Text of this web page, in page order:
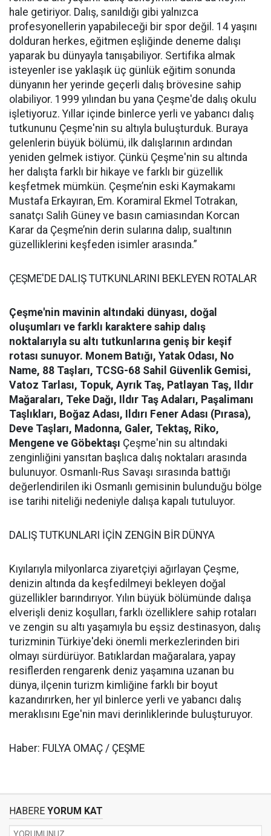
hale getiriyor. Dalış, sanıldığı gibi yalnızca
profesyonellerin yapabileceği bir spor değil. 14 yaşını
dolduran herkes, eğitmen eşliğinde deneme dalışı
yaparak bu dünyayla tanışabiliyor. Sertifika almak
isteyenler ise yaklaşık üç günlük eğitim sonunda
dünyanın her yerinde geçerli dalış brövesine sahip
olabiliyor. 1999 yılından bu yana Çeşme'de dalış okulu
işletiyoruz. Yıllar içinde binlerce yerli ve yabancı dalış
tutkununu Çeşme'nin su altıyla buluşturduk. Buraya
gelenlerin büyük bölümü, ilk dalışlarının ardından
yeniden gelmek istiyor. Çünkü Çeşme'nin su altında
her dalışta farklı bir hikaye ve farklı bir güzellik
keşfetmek mümkün. Çeşme’nin eski Kaymakamı
Mustafa Erkayıran, Em. Koramiral Ekmel Totrakan,
sanatçı Salih Güney ve basın camiasından Korcan
Karar da Çeşme’nin derin sularına dalıp, sualtının
güzelliklerini keşfeden isimler arasında.”
ÇEŞME'DE DALIŞ TUTKUNLARINI BEKLEYEN ROTALAR
Çeşme'nin mavinin altındaki dünyası, doğal
oluşumları ve farklı karaktere sahip dalış
noktalarıyla su altı tutkunlarına geniş bir keşif
rotası sunuyor. Monem Batığı, Yatak Odası, No
Name, 88 Taşları, TCSG-68 Sahil Güvenlik Gemisi,
Vatoz Tarlası, Topuk, Ayrık Taş, Patlayan Taş, Ildır
Mağaraları, Teke Dağı, Ildır Taş Adaları, Paşalimanı
Taşlıkları, Boğaz Adası, Ildırı Fener Adası (Pırasa),
Deve Taşları, Madonna, Galer, Tektaş, Riko,
Mengene ve Göbektaşı Çeşme'nin su altındaki
zenginliğini yansıtan başlıca dalış noktaları arasında
bulunuyor. Osmanlı-Rus Savaşı sırasında battığı
değerlendirilen iki Osmanlı gemisinin bulunduğu bölge
ise tarihi niteliği nedeniyle dalışa kapalı tutuluyor.
DALIŞ TUTKUNLARI İÇİN ZENGİN BİR DÜNYA
Kıyılarıyla milyonlarca ziyaretçiyi ağırlayan Çeşme,
denizin altında da keşfedilmeyi bekleyen doğal
güzellikler barındırıyor. Yılın büyük bölümünde dalışa
elverişli deniz koşulları, farklı özelliklere sahip rotaları
ve zengin su altı yaşamıyla bu eşsiz destinasyon, dalış
turizminin Türkiye'deki önemli merkezlerinden biri
olmayı sürdürüyor. Batıklardan mağaralara, yapay
resiflerden rengarenk deniz yaşamına uzanan bu
dünya, ilçenin turizm kimliğine farklı bir boyut
kazandırırken, her yıl binlerce yerli ve yabancı dalış
meraklısını Ege'nin mavi derinliklerinde buluşturuyor.
Haber: FULYA OMAÇ / ÇEŞME
HABERE YORUM KAT